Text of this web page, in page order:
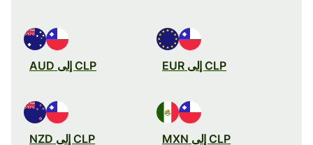
CLP إلى EUR CLP إلى AUD
CLP إلى MXN CLP إلى NZD